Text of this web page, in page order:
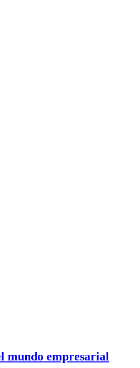
mundo empresarial